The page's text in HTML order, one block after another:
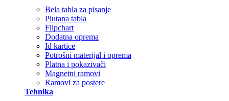
Bela tabla za pisanje
Plutana tabla
Flipchart
Dodatna oprema
Id kartice
Potrošni materijal i oprema
Platna i pokazivači
Magnetni ramovi
Ramovi za postere
Tehnika